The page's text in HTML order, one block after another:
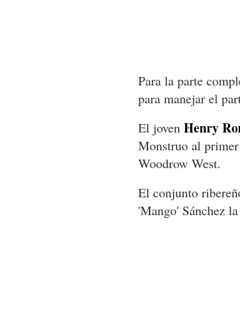
Para la parte
para manejar el
El joven Henry
Monstruo al
Woodrow West.
El conjunto
'Mango' Sánchez